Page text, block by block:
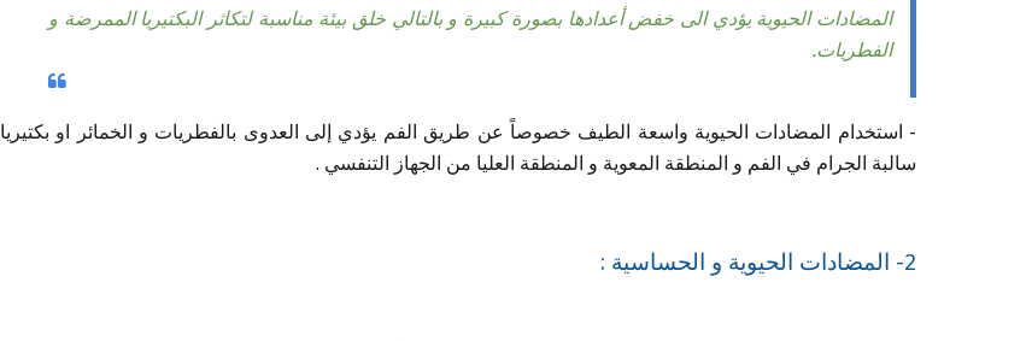
المضادات الحيوية يؤدي الى خفض أعدادها بصورة كبيرة و بالتالي خلق بيئة مناسبة لتكاثر البكتيريا الممرضة و
الفطريات.
- استخدام المضادات الحيوية واسعة الطيف خصوصاً عن طريق الفم يؤدي إلى العدوى بالفطريات و الخمائر او بكتيريا
سالبة الجرام في الفم و المنطقة المعوية و المنطقة العليا من الجهاز التنفسي .
2- المضادات الحيوية و الحساسية :